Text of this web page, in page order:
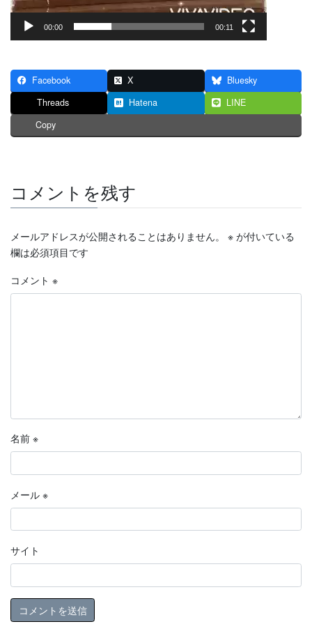
00:00 00:11
Facebook X
Bluesky
Threads
Hatena
LINE
Copy
コメントを残す
メールアドレスが公開されることはありません。 ※ が付いている
欄は必須項目です
コメント ※
名前 ※
メール ※
サイト